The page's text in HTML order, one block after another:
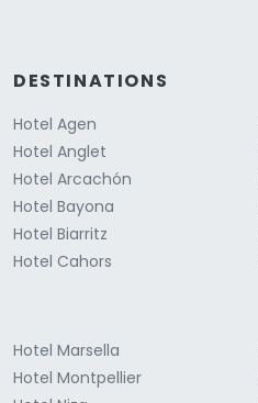
DESTINATIONS
Hotel Agen
Hotel Anglet
Hotel Arcachón
Hotel Bayona
Hotel Biarritz
Hotel Cahors
Hotel Marsella
Hotel Montpellier